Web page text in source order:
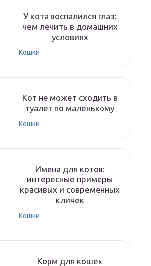
У кота воспалился глаз:
чем лечить в домашних
условиях
Кошки
Кот не может сходить в
туалет по маленькому
Кошки
Имена для котов:
интересные примеры
красивых и современных
кличек
Кошки
Корм для кошек